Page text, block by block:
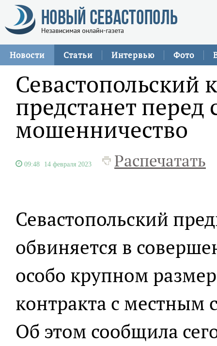
Новости Статьи Интервью Фото
Севастопольский
предстанет перед
мошенничество
09:48 14 февраля 2023 Распечатать
Севастопольский
обвиняется в
особо крупном
контракта с местным
Об этом сообщила